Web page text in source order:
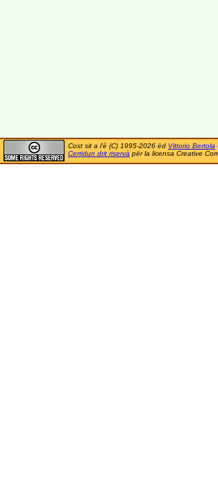
Cost sit a l'è (C) 1995-2026 ëd Vittorio Bertola
Certidun drit riservà për la licensa Creative